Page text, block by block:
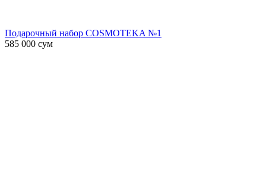
Подарочный набор COSMOTEKA №1
585 000 сум